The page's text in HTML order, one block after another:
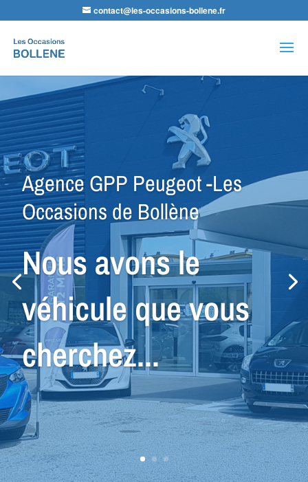
contact@les-occasions-bollene.fr
de
produits
Agence LDA Citroën -Les
Occasions de Bollène
Nos équipes
sauront vous
conseiller dans la
recherche de votre
prochain
véhicule...